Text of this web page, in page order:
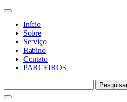
Início
Sobre
Serviço
Rabino
Contato
PARCEIROS
por:
Pular